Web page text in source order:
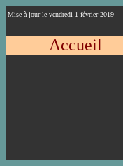
Mise à jour le vendredi 1 février 2019
Accueil